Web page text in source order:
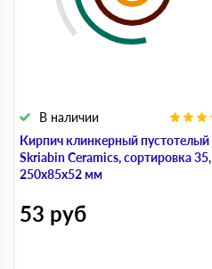
Кирпич клинкерный пустотелый
Skriabin Ceramics, сортировка 35,
250х85х52 мм
В наличии
53 руб